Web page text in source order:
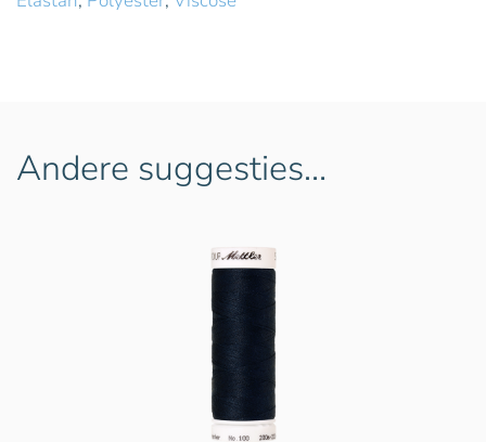
Andere suggesties…